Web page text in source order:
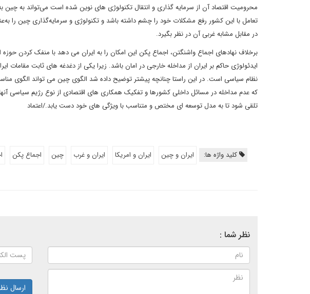
محرومیت اقتصاد آن از سرمایه گذاری و انتقال تکنولوژی های نوین شده است می‌تواند به چین به
تعامل با این کشور رفع مشکلات خود را چشم داشته باشد و تکنولوژی و سرمایه‌گذاری چین را
در مقابل مشابه غربی آن در نظر بگیرد.
برخلاف نهادهای اجماع واشنگتن، اجماع پکن این امکان را به ایران می دهد با منفک کردن
ایدئولوژی حاکم بر ایران از مداخله خارجی در امان باشد. زیرا یکی از دغدغه های ثابت
نظام سیاسی است. در این راستا چنانچه پیشتر توضیح داده شد الگوی چین می تواند الگوی
که عدم مداخله در مسائل داخلی کشورها و تفکیک همکاری های اقتصادی از نوع رژیم سیاسی
تلقی شود تا به مدل توسعه ای مختص و متناسب با ویژگی های خود دست یابد./اعتماد
کلید واژه ها: ایران و چین ایران و امریکا ایران و غرب چین اجماع پکن
نظر شما :
ارسال